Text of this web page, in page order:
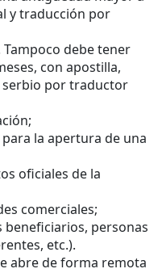
y traducción por
debe tener
con apostilla,
serbio por traductor
la apertura de una
oficiales de la
comerciales;
beneficiarios, personas
etc.).
abre de forma remota